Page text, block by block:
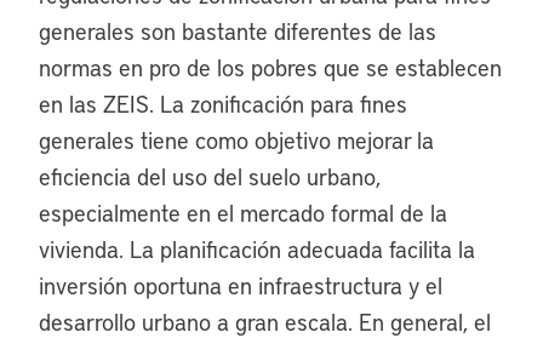
generales son bastante diferentes de las
normas en pro de los pobres que se establecen
en las ZEIS. La zonificación para fines
generales tiene como objetivo mejorar la
eficiencia del uso del suelo urbano,
especialmente en el mercado formal de la
vivienda. La planificación adecuada facilita la
inversión oportuna en infraestructura y el
desarrollo urbano a gran escala. En general, el